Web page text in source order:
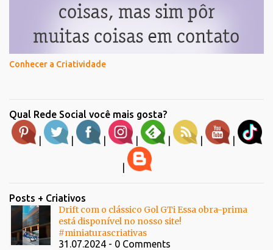
Conhecer a Criatividade
Qual Rede Social você mais gosta?
| | | | | | |
Posts + Criativos
Drift com o clássico Gol GTi Essa obra-prima
está disponível no nosso site!
#miniaturascriativas
31.07.2024 - 0 Comments